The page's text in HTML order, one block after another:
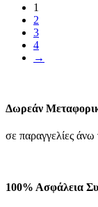
1
2
3
4
→
Δωρεάν
σε παραγγελίες
100% Ασφάλεια